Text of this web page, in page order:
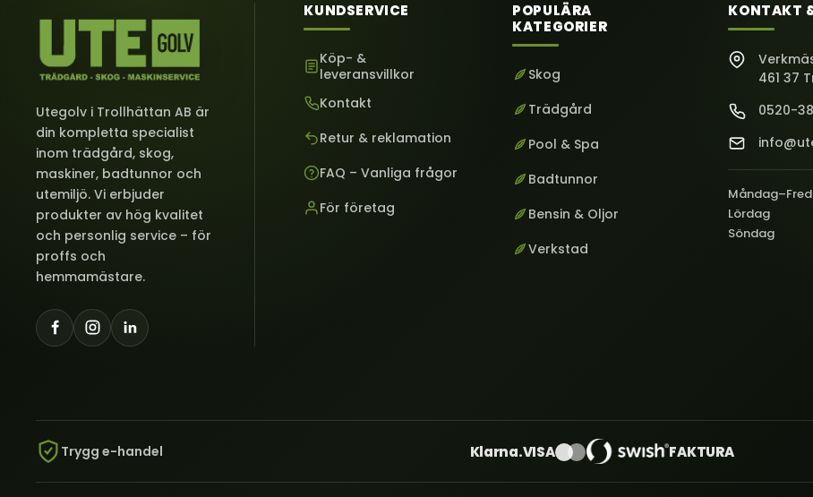
Utegolv i Trollhättan AB är
din kompletta specialist
inom trädgård, skog,
maskiner, badtunnor och
utemiljö. Vi erbjuder
produkter av hög kvalitet
och personlig service – för
proffs och
hemmamästare.
KUNDSERVICE
Köp- &
leveransvillkor
Kontakt
Retur & reklamation
FAQ – Vanliga frågor
För företag
POPULÄRA
KATEGORIER
Skog
Trädgård
Pool & Spa
Badtunnor
Bensin & Oljor
Verkstad
KONTAKT
461 37
0520-
Lördag
Söndag
Trygg e-handel Klarna.VISA FAKTURA